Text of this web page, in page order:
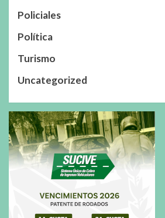
Policiales
Política
Turismo
Uncategorized